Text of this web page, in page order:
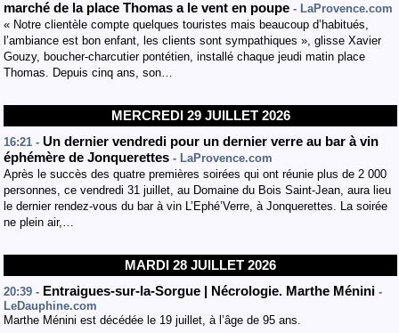
marché de la place Thomas a le vent en poupe - LaProvence.com
« Notre clientèle compte quelques touristes mais beaucoup d’habitués,
l’ambiance est bon enfant, les clients sont sympathiques », glisse Xavier
Gouzy, boucher-charcutier pontétien, installé chaque jeudi matin place
Thomas. Depuis cinq ans, son…
MERCREDI 29 JUILLET 2026
16:21 - Un dernier vendredi pour un dernier verre au bar à vin
éphémère de Jonquerettes - LaProvence.com
Après le succès des quatre premières soirées qui ont réunie plus de 2 000
personnes, ce vendredi 31 juillet, au Domaine du Bois Saint-Jean, aura lieu
le dernier rendez-vous du bar à vin L’Ephé’Verre, à Jonquerettes. La soirée
ne plein air,…
MARDI 28 JUILLET 2026
20:39 - Entraigues-sur-la-Sorgue | Nécrologie. Marthe Ménini -
LeDauphine.com
Marthe Ménini est décédée le 19 juillet, à l’âge de 95 ans.